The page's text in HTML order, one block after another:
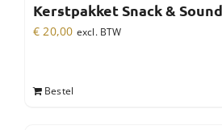
Kerstpakket Snack & Sound
€ 20,00 excl. BTW
Bestel